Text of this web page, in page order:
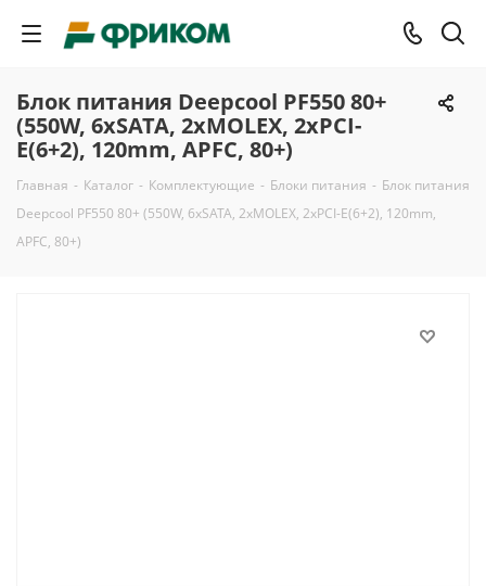
Блок питания Deepcool PF550 80+
(550W, 6xSATA, 2xMOLEX, 2xPCI-
E(6+2), 120mm, APFC, 80+)
Главная - Каталог - Комплектующие - Блоки питания - Блок питания
Deepcool PF550 80+ (550W, 6xSATA, 2xMOLEX, 2xPCI-E(6+2), 120mm,
APFC, 80+)